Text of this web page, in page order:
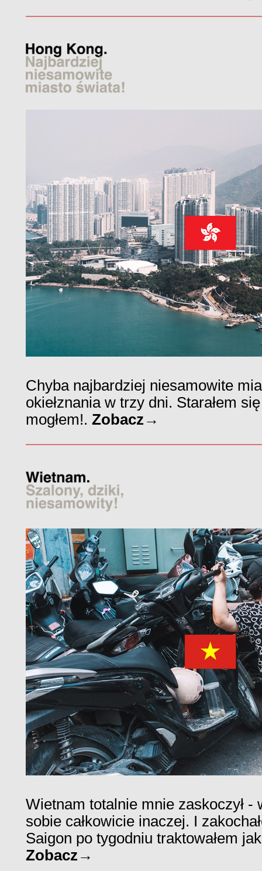
Chyba najbardziej niesamowite
okiełznania w trzy dni. Starałem
mogłem!. Zobacz→
Wietnam totalnie mnie zaskoczył -
sobie całkowicie inaczej. I
Saigon po tygodniu traktowałem
Zobacz→